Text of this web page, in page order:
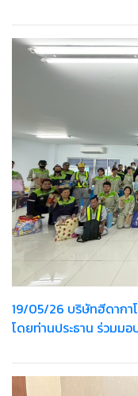
19/05/26 บริษัทฮีดากา
โดยท่านประธาน ร่วมม